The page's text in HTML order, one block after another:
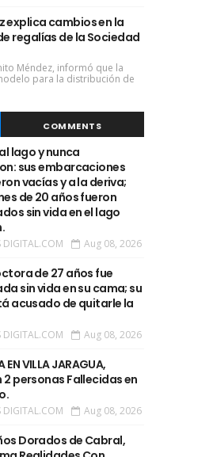
explica cambios en la
regalías de la Sociedad
Méndez, informó que la
para la distribución de
COMMENTS
lago y nunca
sus embarcaciones
vacías y a la deriva;
de 20 años fueron
sin vida en el lago
DIGITAL.COM Aug 08, 2026
de 27 años fue
sin vida en su cama; su
acusado de quitarle la
DIGITAL.COM Aug 08, 2026
EN VILLA JARAGUA,
personas Fallecidas en
DIGITAL.COM Aug 08, 2026
Dorados de Cabral,